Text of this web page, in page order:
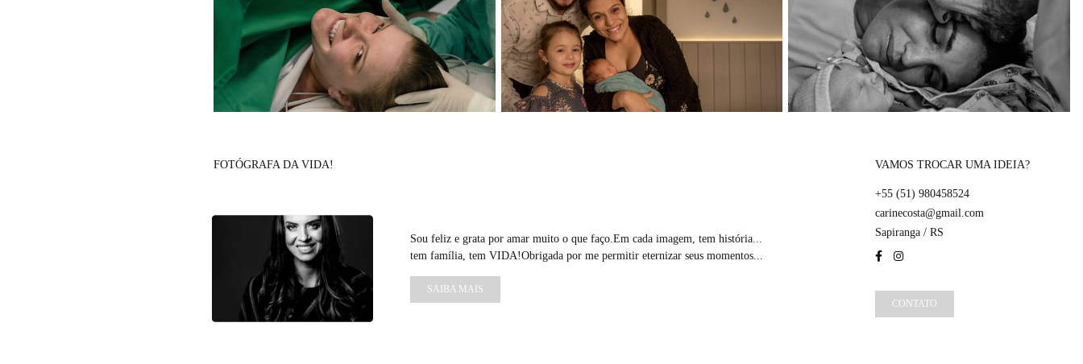
FOTÓGRAFA DA VIDA!
Sou feliz e grata por amar muito o que faço.Em cada imagem, tem história...
tem família, tem VIDA!Obrigada por me permitir eternizar seus momentos...
SAIBA MAIS
VAMOS TROCAR UMA IDEIA?
+55 (51) 980458524
carinecosta@gmail.com
Sapiranga / RS
CONTATO